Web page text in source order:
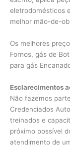
eletrodomésticos
melhor mão-de-
Os melhores
Fornos, gás de
para gás
Esclarecimentos
Não fazemos
Credenciados
treinados e
próximo possível
atendimento de